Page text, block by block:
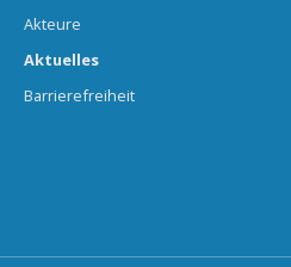
Akteure
Aktuelles
Barrierefreiheit